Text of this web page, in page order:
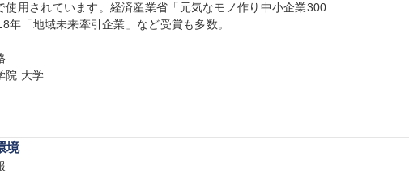
使用されています。経済産業省「元気なモノ作り中小企業300
年「地域未来牽引企業」など受賞も多数。
院 大学
境